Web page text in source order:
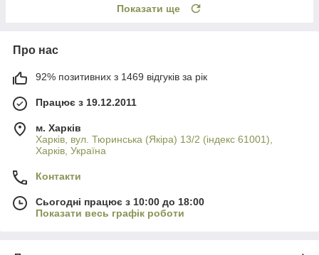
Показати ще
Про нас
92% позитивних з 1469 відгуків за рік
Працює з 19.12.2011
м. Харків
Харків, вул. Тюринська (Якіра) 13/2 (індекс 61001),
Харків, Україна
Контакти
Сьогодні працює з 10:00 до 18:00
Показати весь графік роботи